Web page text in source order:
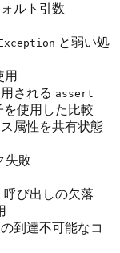
ルト引数
と弱い処
用
される assert
使用した比較
属性を共有状態
失敗
呼び出しの欠落
到達不可能なコ